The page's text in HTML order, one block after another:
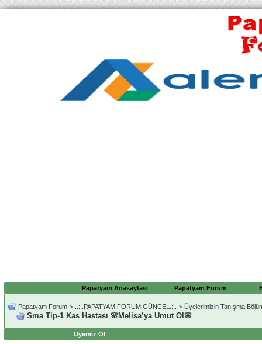
Papatyam Anasayfası Papatyam Forum
Papatyam Forum > ..::.PAPATYAM FORUM GÜNCEL.::. > Üyelerimizin Tanışma
Sma Tip-1 Kas Hastası 🌸Melisa’ya Umut Ol🌸
Üyemiz Ol